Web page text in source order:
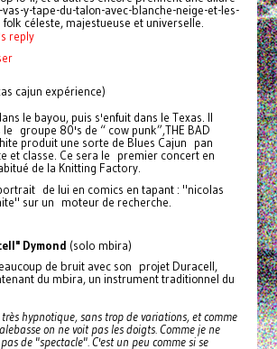
y-tape-du-talon-avec-blanche-neige-et-les-
céleste, majestueuse et universelle.
reply
cajun expérience)
le bayou, puis s'enfuit dans le Texas. Il
le groupe 80's de “ cow punk”,THE BAD
produit une sorte de Blues Cajun pan
et classe. Ce sera le premier concert en
de la Knitting Factory.
de lui en comics en tapant : "nicolas
sur un moteur de recherche.
Dymond (solo mbira)
de bruit avec son projet Duracell,
du mbira, un instrument traditionnel du
hypnotique, sans trop de variations, et comme
on ne voit pas les doigts. Comme je ne
de "spectacle". C'est un peu comme si se